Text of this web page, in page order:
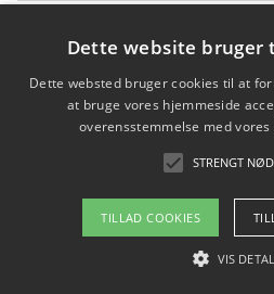
klimaændringer
Hvordan citater om fossile
Copyright 2026 -
Om / kontakt
Dette website bruger
Dette websted bruger cookies til at
at bruge vores hjemmeside
overensstemmelse med
STRENGT
TILLAD COOKIES
VIS